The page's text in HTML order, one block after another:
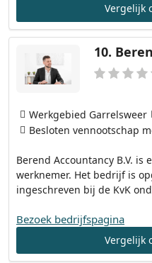
Vergelijk
10.
Berend Accountancy B.V.
werknemer. Het bedrijf is
ingeschreven bij de KvK
Werkgebied Garrelsweer
Besloten vennootschap
Bezoek bedrijfspagina
Vergelijk